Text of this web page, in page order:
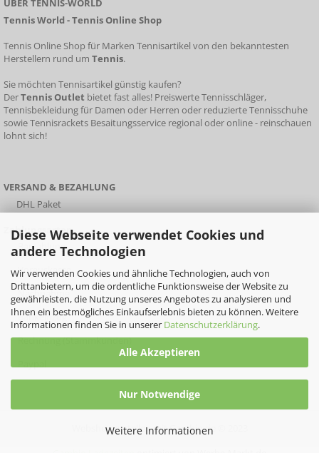
Diese Webseite verwendet Cookies und
andere Technologien
Wir verwenden Cookies und ähnliche Technologien, auch von
Drittanbietern, um die ordentliche Funktionsweise der Website zu
gewährleisten, die Nutzung unseres Angebotes zu analysieren und
Ihnen ein bestmögliches Einkaufserlebnis bieten zu können. Weitere
Informationen finden Sie in unserer Datenschutzerklärung.
Alle Akzeptieren
Nur Notwendige
Weitere Informationen
Tennis World - Tennis Online Shop
Tennis Online Shop für Marken Tennisartikel von den bekanntesten
Herstellern rund um Tennis.
Sie möchten Tennisartikel günstig kaufen?
DerTennis Outlet bietet fast alles! Preiswerte Tennisschläger,
Tennisbekleidung für Damen oder Herren oder reduzierte Tennisschuhe
sowieTennisrackets Besaitungsservice regional oder online - reinschauen
lohnt sich!
VERSAND & BEZAHLUNG
DHL Paket
Zahlungsarten
Barzahlung
Vorauskasse
Nachnahme
Bankeinzug
Rechnung (Stammkunden)
Webshop erstellenmit Gambio.de © 2023